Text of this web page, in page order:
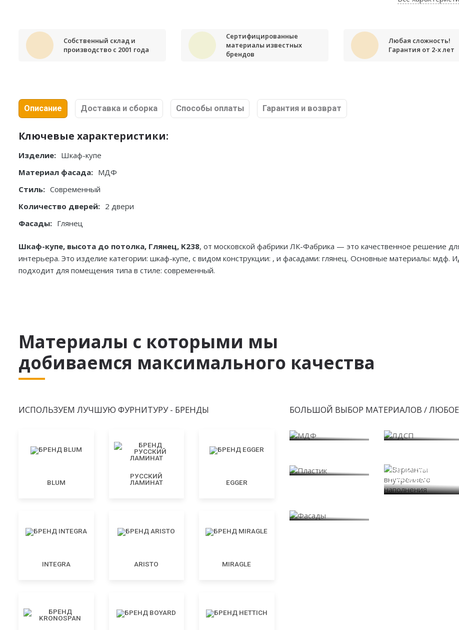
Собственный склад и
производство с 2001 года
Сертифицированные
материалы известных
брендов
Любая сложность!
Гарантия от 2-х лет
Описание Доставка и сборка Способы оплаты Гарантия и возврат
Ключевые характеристики:
Изделие: Шкаф-купе
Материал фасада: МДФ
Стиль: Современный
Количество дверей: 2 двери
Фасады: Глянец
Шкаф-купе, высота до потолка, Глянец, K238, от московской фабрики ЛК-Фабрика — это качественное решение
интерьера. Это изделие категории: шкаф-купе, с видом конструкции: , и фасадами: глянец. Основные материалы: мдф.
подходит для помещения типа в стиле: современный.
Материалы с которыми мы
добиваемся максимального качества
ИСПОЛЬЗУЕМ ЛУЧШУЮ ФУРНИТУРУ - БРЕНДЫ
BLUM
РУССКИЙ
ЛАМИНАТ
EGGER
INTEGRA ARISTO MIRAGLE
БОЛЬШОЙ ВЫБОР МАТЕРИАЛОВ /
внутреннего
наполнения